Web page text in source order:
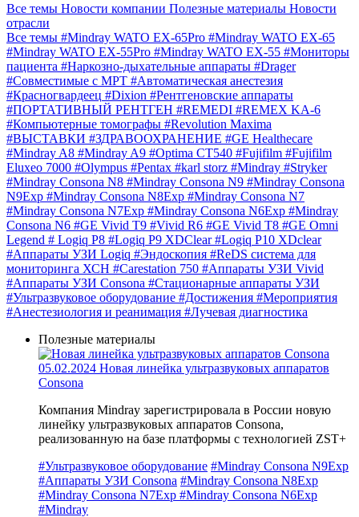
Все темы Новости компании Полезные материалы Новости
отрасли
Все темы #Mindray WATO EX-65Pro #Mindray WATO EX-65
#Mindray WATO EX-55Pro #Mindray WATO EX-55 #Мониторы
пациента #Наркозно-дыхательные аппараты #Drager
#Совместимые с МРТ #Автоматическая анестезия
#Красногвардеец #Dixion #Рентгеновские аппараты
#ПОРТАТИВНЫЙ РЕНТГЕН #REMEDI #REMEX KA-6
#Компьютерные томографы #Revolution Maxima
#ВЫСТАВКИ #ЗДРАВООХРАНЕНИЕ #GE Healthecare
#Mindray A8 #Mindray A9 #Optima CT540 #Fujifilm #Fujifilm
Eluxeo 7000 #Olympus #Pentax #karl storz #Mindray #Stryker
#Mindray Consona N8 #Mindray Consona N9 #Mindray Consona
N9Exp #Mindray Consona N8Exp #Mindray Consona N7
#Mindray Consona N7Exp #Mindray Consona N6Exp #Mindray
Consona N6 #GE Vivid T9 #Vivid R6 #GE Vivid T8 #GE Omni
Legend # Logiq P8 #Logiq P9 XDClear #Logiq P10 XDclear
#Аппараты УЗИ Logiq #Эндоскопия #ReDS система для
мониторинга ХСН #Carestation 750 #Аппараты УЗИ Vivid
#Аппараты УЗИ Consona #Стационарные аппараты УЗИ
#Ультразвуковое оборудование #Достижения #Мероприятия
#Анестезиология и реанимация #Лучевая диагностика
Полезные материалы
05.02.2024 Новая линейка ультразвуковых аппаратов
Consona
Компания Mindray зарегистрировала в России новую
линейку ультразвуковых аппаратов Consona,
реализованную на базе платформы с технологией ZST+
#Ультразвуковое оборудование #Mindray Consona N9Exp
#Аппараты УЗИ Consona #Mindray Consona N8Exp
#Mindray Consona N7Exp #Mindray Consona N6Exp
#Mindray